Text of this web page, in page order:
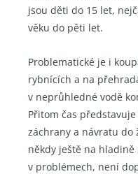
jsou děti do 15 let,
věku do pěti let.
Problematické je i
rybnících a na
v neprůhledné vodě
Přitom čas
záchrany a návratu do
někdy ještě na hladině
v problémech, není